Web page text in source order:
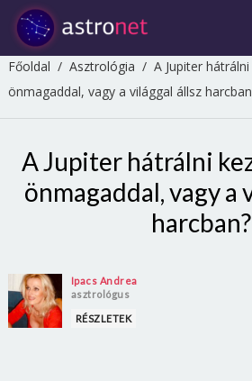
Főoldal / Asztrológia / A Jupiter
önmagaddal, vagy a világgal állsz
A Jupiter hátrálni
önmagaddal, vagy a
harcban?
Ipacs Andrea
asztrológus
RÉSZLETEK